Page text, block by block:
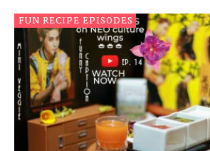
FUN RECIPE EPISODES